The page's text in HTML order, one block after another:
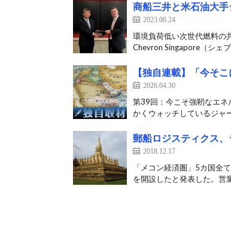
商船三井と米石油大
2023.06.24
環境負荷低い次世代燃料の
Chevron Singapore（シェ
【独自連載】「今そ
2026.04.30
第39回：今こそ強靭なエネ
かくウォッチしているジャ
郵船ロジスティクス
2018.12.17
「メコン経済圏」5カ国
を開設したと発表した。